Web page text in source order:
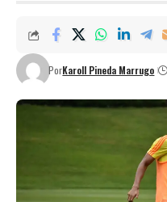
PorKaroll Pineda Marrugo